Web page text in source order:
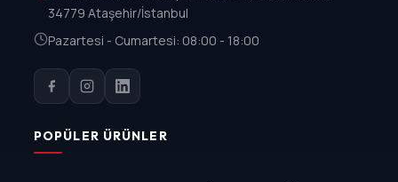
34779 Ataşehir/İstanbul
Pazartesi - Cumartesi: 08:00 - 18:00
POPÜLER ÜRÜNLER